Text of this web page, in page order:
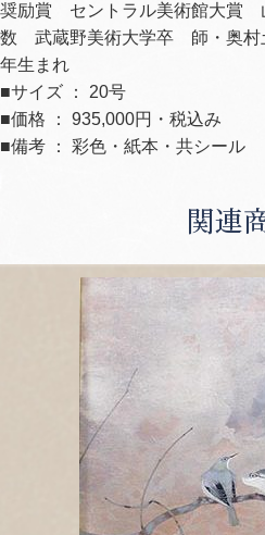
奨励賞 セントラル美術館大賞
数 武蔵野美術大学卒 師・奥
年生まれ
■サイズ ： 20号
■価格 ： 935,000円・税込み
■備考 ： 彩色・紙本・共シール
関連